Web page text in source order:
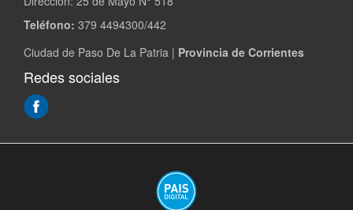
Teléfono: 379 4494300/442
Ciudad de Paso De La Patria | Provincia de Corrientes
Redes sociales